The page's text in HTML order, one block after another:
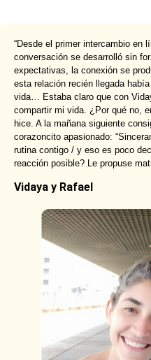
“Desde el primer intercambio en
conversación se desarrolló sin
expectativas, la conexión se
esta relación recién llegada
vida… Estaba claro que con
compartir mi vida. ¿Por qué no,
hice. A la mañana siguiente
corazoncito apasionado:
rutina contigo / y eso es poco
reacción posible? Le propuse
Vidaya y Rafael